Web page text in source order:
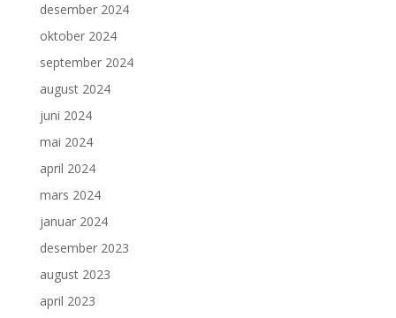
desember 2024
oktober 2024
september 2024
august 2024
juni 2024
mai 2024
april 2024
mars 2024
januar 2024
desember 2023
august 2023
april 2023